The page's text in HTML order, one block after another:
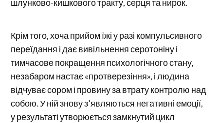
шлунково-кишкового тракту, серця та нирок.
Крім того, хоча прийом їжі у разі компульсивного
переїдання і дає вивільнення серотоніну і
тимчасове покращення психологічного стану,
незабаром настає «протверезіння», і людина
відчуває сором і провину за втрату контролю над
собою. У ній знову з’являються негативні емоції,
у результаті утворюється замкнутий цикл